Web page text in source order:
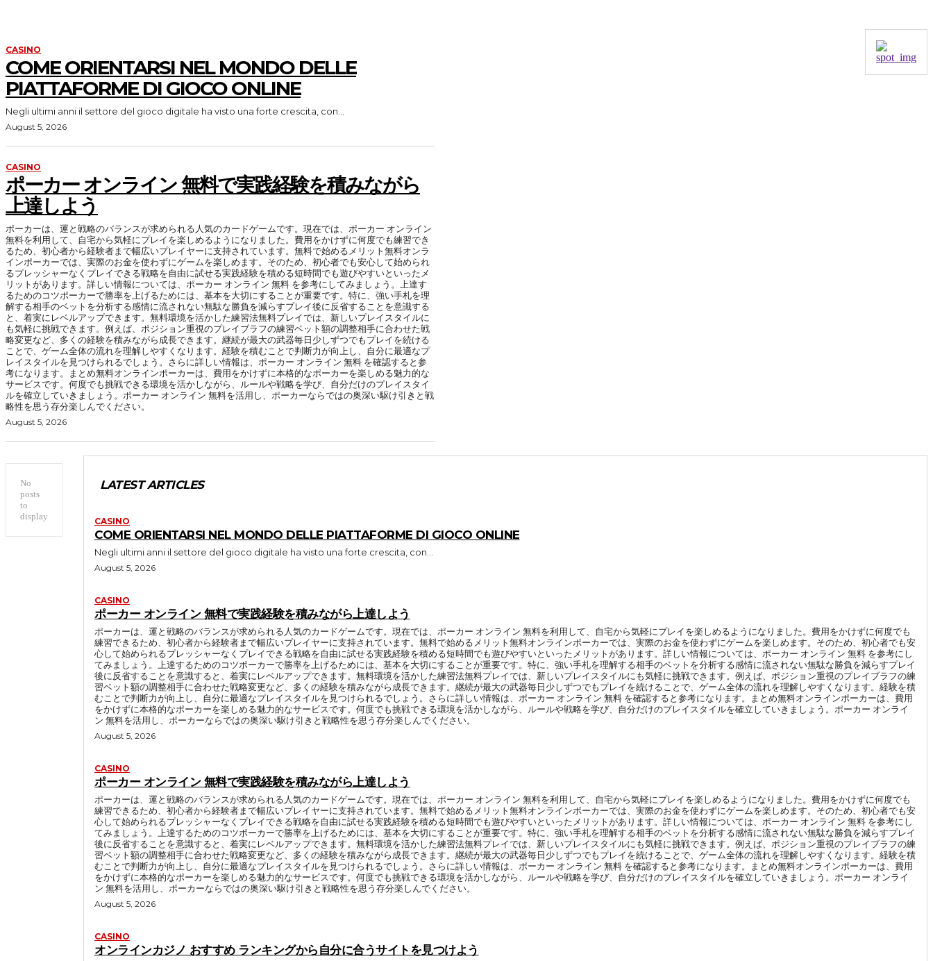
CASINO
COME ORIENTARSI NEL MONDO DELLE
PIATTAFORME DI GIOCO ONLINE
Negli ultimi anni il settore del gioco digitale ha visto una forte crescita, con...
August 5, 2026
CASINO
ポーカー オンライン 無料で実践経験を積みながら
上達しよう
ポーカーは、運と戦略のバランスが求められる人気のカードゲームです。現在では、ポーカー オンライン
無料を利用して、自宅から気軽にプレイを楽しめるようになりました。費用をかけずに何度でも練習でき
るため、初心者から経験者まで幅広いプレイヤーに支持されています。無料で始めるメリット無料オンラ
インポーカーでは、実際のお金を使わずにゲームを楽しめます。そのため、初心者でも安心して始められ
るプレッシャーなくプレイできる戦略を自由に試せる実践経験を積める短時間でも遊びやすいといったメ
リットがあります。詳しい情報については、ポーカー オンライン 無料 を参考にしてみましょう。上達す
るためのコツポーカーで勝率を上げるためには、基本を大切にすることが重要です。特に、強い手札を理
解する相手のベットを分析する感情に流されない無駄な勝負を減らすプレイ後に反省することを意識する
と、着実にレベルアップできます。無料環境を活かした練習法無料プレイでは、新しいプレイスタイルに
も気軽に挑戦できます。例えば、ポジション重視のプレイブラフの練習ベット額の調整相手に合わせた戦
略変更など、多くの経験を積みながら成長できます。継続が最大の武器毎日少しずつでもプレイを続ける
ことで、ゲーム全体の流れを理解しやすくなります。経験を積むことで判断力が向上し、自分に最適なプ
レイスタイルを見つけられるでしょう。さらに詳しい情報は、ポーカー オンライン 無料 を確認すると参
考になります。まとめ無料オンラインポーカーは、費用をかけずに本格的なポーカーを楽しめる魅力的な
サービスです。何度でも挑戦できる環境を活かしながら、ルールや戦略を学び、自分だけのプレイスタイ
ルを確立していきましょう。ポーカー オンライン 無料を活用し、ポーカーならではの奥深い駆け引きと戦
略性を思う存分楽しんでください。
August 5, 2026
No
posts
to
display
LATEST ARTICLES
CASINO
COME ORIENTARSI NEL MONDO DELLE PIATTAFORME DI GIOCO ONLINE
Negli ultimi anni il settore del gioco digitale ha visto una forte crescita, con...
August 5, 2026
CASINO
ポーカー オンライン 無料で実践経験を積みながら上達しよう
ポーカーは、運と戦略のバランスが求められる人気のカードゲームです。現在では、ポーカー オンライン 無料を利用して、自宅から気軽にプレイを楽しめるようになりました。費用をかけずに何度でも
練習できるため、初心者から経験者まで幅広いプレイヤーに支持されています。無料で始めるメリット無料オンラインポーカーでは、実際のお金を使わずにゲームを楽しめます。そのため、初心者でも安
心して始められるプレッシャーなくプレイできる戦略を自由に試せる実践経験を積める短時間でも遊びやすいといったメリットがあります。詳しい情報については、ポーカー オンライン 無料 を参考にし
てみましょう。上達するためのコツポーカーで勝率を上げるためには、基本を大切にすることが重要です。特に、強い手札を理解する相手のベットを分析する感情に流されない無駄な勝負を減らすプレイ
後に反省することを意識すると、着実にレベルアップできます。無料環境を活かした練習法無料プレイでは、新しいプレイスタイルにも気軽に挑戦できます。例えば、ポジション重視のプレイブラフの練
習ベット額の調整相手に合わせた戦略変更など、多くの経験を積みながら成長できます。継続が最大の武器毎日少しずつでもプレイを続けることで、ゲーム全体の流れを理解しやすくなります。経験を積
むことで判断力が向上し、自分に最適なプレイスタイルを見つけられるでしょう。さらに詳しい情報は、ポーカー オンライン 無料 を確認すると参考になります。まとめ無料オンラインポーカーは、費用
をかけずに本格的なポーカーを楽しめる魅力的なサービスです。何度でも挑戦できる環境を活かしながら、ルールや戦略を学び、自分だけのプレイスタイルを確立していきましょう。ポーカー オンライ
ン 無料を活用し、ポーカーならではの奥深い駆け引きと戦略性を思う存分楽しんでください。
August 5, 2026
CASINO
ポーカー オンライン 無料で実践経験を積みながら上達しよう
ポーカーは、運と戦略のバランスが求められる人気のカードゲームです。現在では、ポーカー オンライン 無料を利用して、自宅から気軽にプレイを楽しめるようになりました。費用をかけずに何度でも
練習できるため、初心者から経験者まで幅広いプレイヤーに支持されています。無料で始めるメリット無料オンラインポーカーでは、実際のお金を使わずにゲームを楽しめます。そのため、初心者でも安
心して始められるプレッシャーなくプレイできる戦略を自由に試せる実践経験を積める短時間でも遊びやすいといったメリットがあります。詳しい情報については、ポーカー オンライン 無料 を参考にし
てみましょう。上達するためのコツポーカーで勝率を上げるためには、基本を大切にすることが重要です。特に、強い手札を理解する相手のベットを分析する感情に流されない無駄な勝負を減らすプレイ
後に反省することを意識すると、着実にレベルアップできます。無料環境を活かした練習法無料プレイでは、新しいプレイスタイルにも気軽に挑戦できます。例えば、ポジション重視のプレイブラフの練
習ベット額の調整相手に合わせた戦略変更など、多くの経験を積みながら成長できます。継続が最大の武器毎日少しずつでもプレイを続けることで、ゲーム全体の流れを理解しやすくなります。経験を積
むことで判断力が向上し、自分に最適なプレイスタイルを見つけられるでしょう。さらに詳しい情報は、ポーカー オンライン 無料 を確認すると参考になります。まとめ無料オンラインポーカーは、費用
をかけずに本格的なポーカーを楽しめる魅力的なサービスです。何度でも挑戦できる環境を活かしながら、ルールや戦略を学び、自分だけのプレイスタイルを確立していきましょう。ポーカー オンライ
ン 無料を活用し、ポーカーならではの奥深い駆け引きと戦略性を思う存分楽しんでください。
August 5, 2026
CASINO
オンラインカジノ おすすめ ランキングから自分に合うサイトを見つけよう